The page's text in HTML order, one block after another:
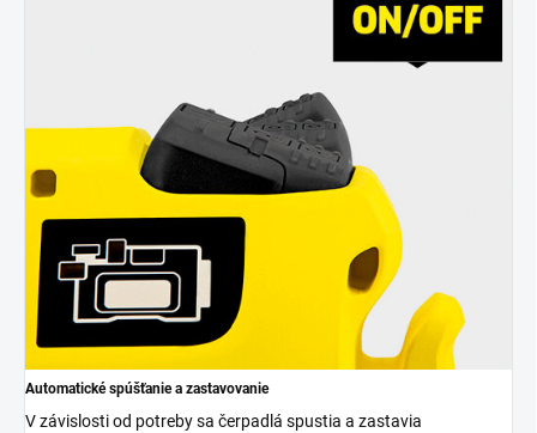
Automatické spúšťanie a zastavovanie
V závislosti od potreby sa čerpadlá spustia a zastavia